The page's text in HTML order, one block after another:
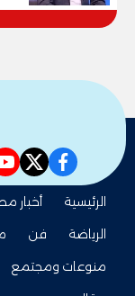
الرئيسية أخبار
الرياضة
فن
منوعات ومجتمع